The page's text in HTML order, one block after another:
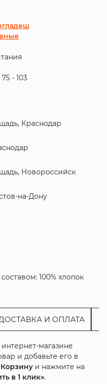
- 103
Краснодар
Новороссийск
на-Дону
100% хлопок
И ОПЛАТА
магазине
и добавьте его в
и нажмите на
в 1 клик».